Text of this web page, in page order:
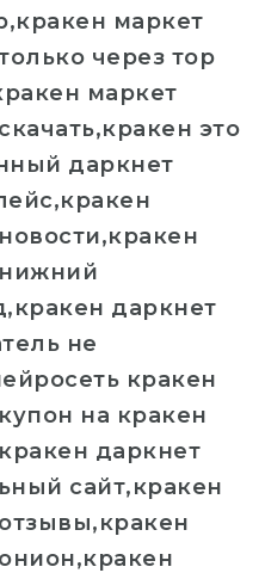
маркет
через тор
маркет
это
даркнет
даркнет
не
кракен
на кракен
даркнет
сайт,кракен